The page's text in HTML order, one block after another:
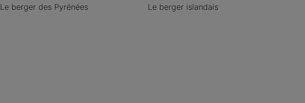
Le berger des Pyrénées Le berger islandais